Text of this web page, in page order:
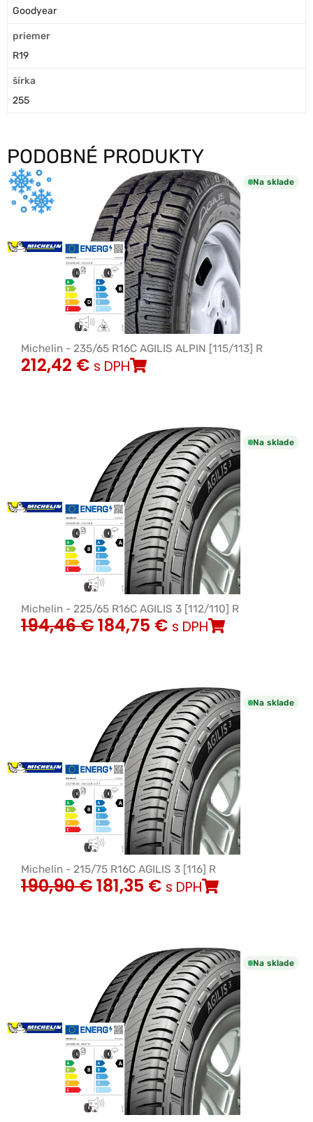
Goodyear
priemer
R19
šírka
255
PODOBNÉ PRODUKTY
Na sklade
Michelin - 235/65 R16C AGILIS ALPIN [115/113] R
212,42 € s DPH
Na sklade
Michelin - 225/65 R16C AGILIS 3 [112/110] R
194,46€184,75 € s DPH
Na sklade
Michelin - 215/75 R16C AGILIS 3 [116] R
190,90€181,35 € s DPH
Na sklade